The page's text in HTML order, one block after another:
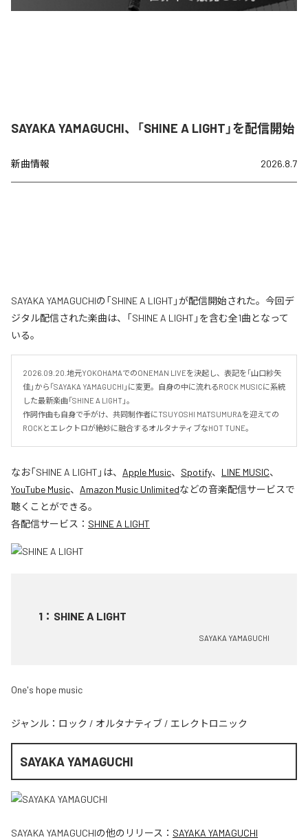
SAYAKA YAMAGUCHI、「SHINE A LIGHT」を配信開始
新曲情報 2026.8.7
SAYAKA YAMAGUCHIの「SHINE A LIGHT」が配信開始された。今回デ
ジタル配信された楽曲は、「SHINE A LIGHT」を含む全1曲となって
いる。
2026.09.20.地元YOKOHAMAでのONEMAN LIVEを決起し、表記を「山口紗矢
佳」から「SAYAKA YAMAGUCHI」に変更。自身の中に流れるROCK MUSICに系統
した最新楽曲「SHINE A LIGHT」。
作詞作曲も自身で手がけ、共同制作者にTSUYOSHI MATSUMURAを迎えての
ROCKとエレクトロが絶妙に融合するオルタナティブなHOT TUNE。
なお「SHINE A LIGHT 」は、 Apple Music、 Spotify、 LINE MUSIC、
YouTube Music、 Amazon Music Unlimitedなどの音楽配信サービスで
聴くことができる。
各配信サービス： SHINE A LIGHT
1 ： SHINE A LIGHT
SAYAKA YAMAGUCHI
One's hope music
ジャンル： ロック / オルタナティブ / エレクトロニック
SAYAKA YAMAGUCHI
SAYAKA YAMAGUCHIの他のリリース： SAYAKA YAMAGUCHI